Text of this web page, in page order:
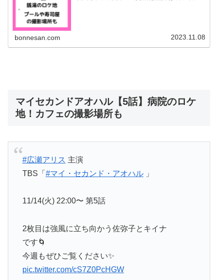
bonnesan.com 2023.11.08
マイセカンドアオハル【5話】病院のロケ
地！カフェの撮影場所も
#広瀬アリス 主演
TBS「 #マイ・セカンド・アオハル」
11/14(火) 22:00〜 第5話
2枚目は強風に立ち向かう佐弥子とキイナ
です🌀
今週もぜひご覧ください✨
pic.twitter.com/cS7Z0PcHGW